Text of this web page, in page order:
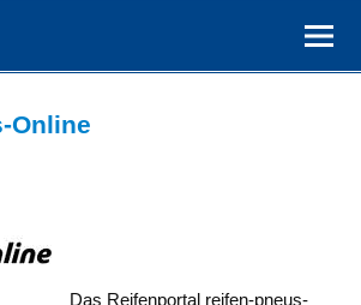
Online
Das Reifenportal reifen-pneus-